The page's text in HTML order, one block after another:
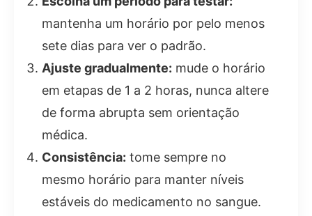
mantenha um horário por pelo menos
sete dias para ver o padrão.
Ajuste gradualmente: mude o horário
em etapas de 1 a 2 horas, nunca altere
de forma abrupta sem orientação
médica.
Consistência: tome sempre no
mesmo horário para manter níveis
estáveis do medicamento no sangue.